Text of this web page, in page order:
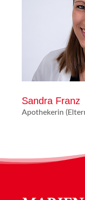
Sandra Franz
Apothekerin